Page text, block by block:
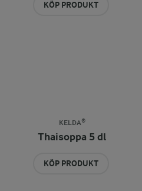
KÖP PRODUKT
KELDA®
Thaisoppa 5 dl
KÖP PRODUKT